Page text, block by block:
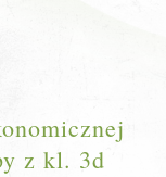
z kl. 3d